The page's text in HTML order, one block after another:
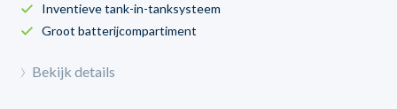
Inventieve tank-in-tanksysteem
Groot batterijcompartiment
Bekijk details